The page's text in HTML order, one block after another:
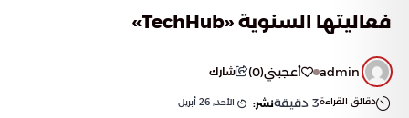
فعاليتها السنوية «TechHub»
admin أعجبني(
0
) شارك
دقائق القراءة3 دقيقةنشر: الأحد, 26 أبريل